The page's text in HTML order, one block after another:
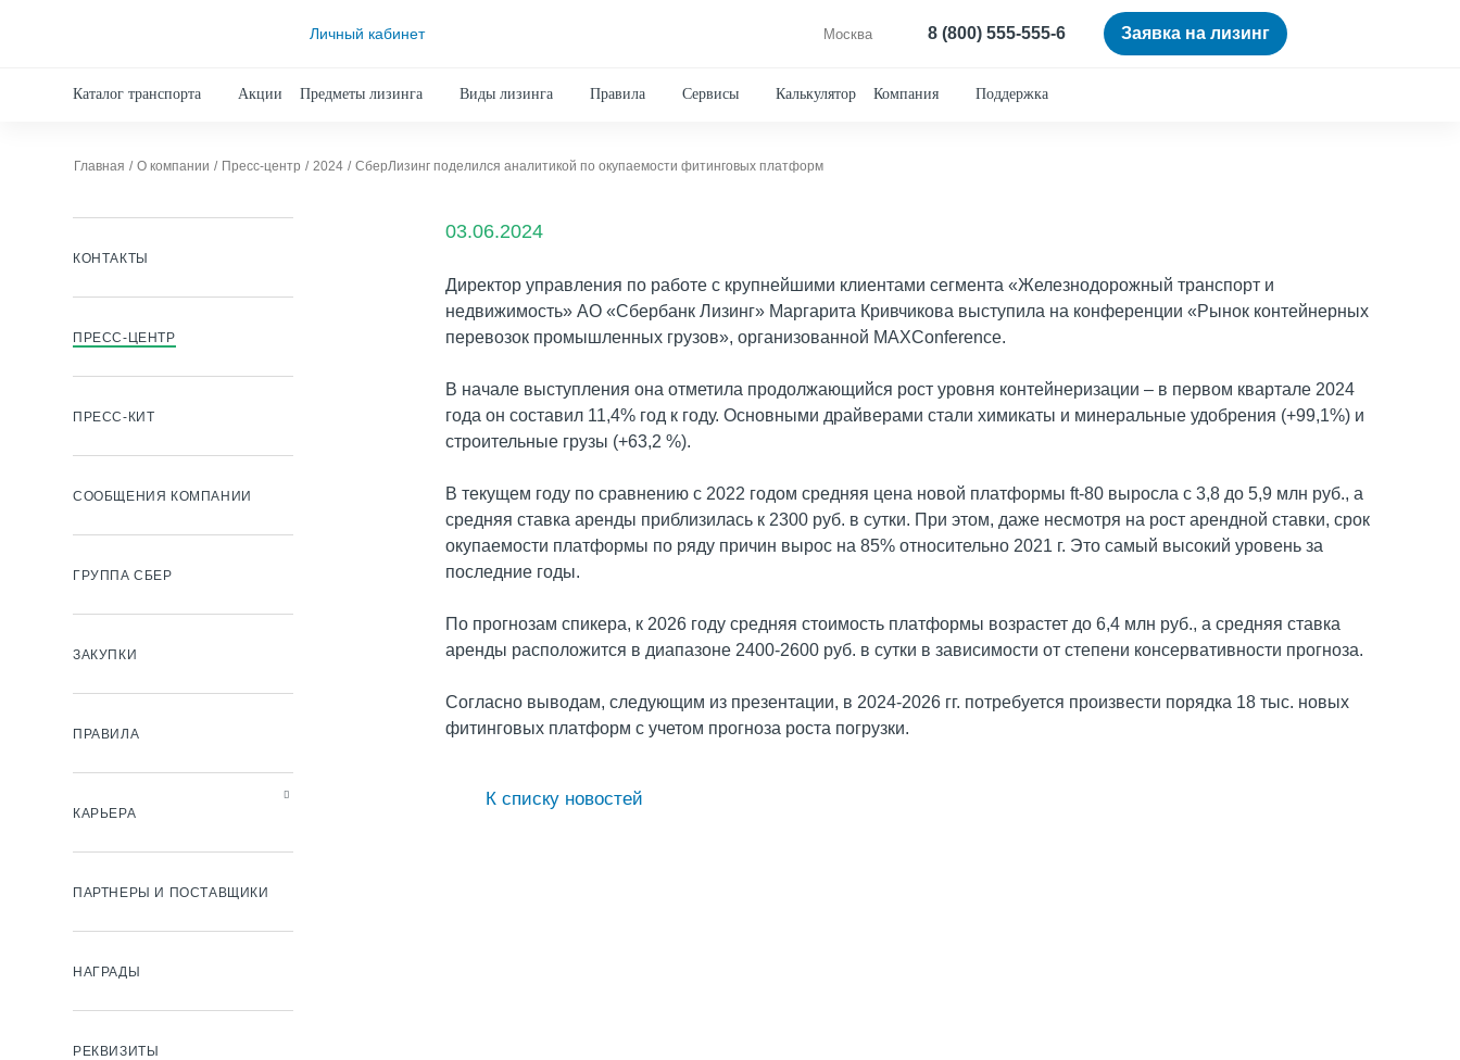
Личный кабинет Москва 8 (800) 555-555-6 Заявка на лизинг
Каталог транспорта Акции Предметы лизинга Виды лизинга Правила Сервисы Калькулятор Компания Поддержка
Главная О компании Пресс-центр 2024 СберЛизинг поделился аналитикой по окупаемости фитинговых платформ
КОНТАКТЫ
ПРЕСС-ЦЕНТР
ПРЕСС-КИТ
СООБЩЕНИЯ КОМПАНИИ
ГРУППА СБЕР
ЗАКУПКИ
ПРАВИЛА
КАРЬЕРА
ПАРТНЕРЫ И ПОСТАВЩИКИ
НАГРАДЫ
РЕКВИЗИТЫ
03.06.2024
Директор управления по работе с крупнейшими клиентами сегмента «Железнодорожный транспорт и
недвижимость» АО «Сбербанк Лизинг» Маргарита Кривчикова выступила на конференции «Рынок контейнерных
перевозок промышленных грузов», организованной MAXConference.
В начале выступления она отметила продолжающийся рост уровня контейнеризации – в первом квартале 2024
года он составил 11,4% год к году. Основными драйверами стали химикаты и минеральные удобрения (+99,1%) и
строительные грузы (+63,2 %).
В текущем году по сравнению с 2022 годом средняя цена новой платформы ft-80 выросла с 3,8 до 5,9 млн руб., а
средняя ставка аренды приблизилась к 2300 руб. в сутки. При этом, даже несмотря на рост арендной ставки, срок
окупаемости платформы по ряду причин вырос на 85% относительно 2021 г. Это самый высокий уровень за
последние годы.
По прогнозам спикера, к 2026 году средняя стоимость платформы возрастет до 6,4 млн руб., а средняя ставка
аренды расположится в диапазоне 2400-2600 руб. в сутки в зависимости от степени консервативности прогноза.
Согласно выводам, следующим из презентации, в 2024-2026 гг. потребуется произвести порядка 18 тыс. новых
фитинговых платформ с учетом прогноза роста погрузки.
К списку новостей